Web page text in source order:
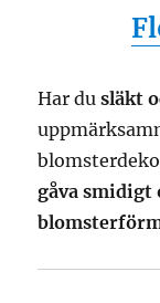
Har dusläkt
gåva smidigt